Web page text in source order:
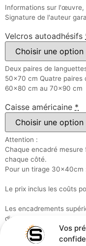
Vos
Informations sur l'œuvre,
Signature de l'auteur
Velcros autoadhésifs
Deux paires de
50x70 cm Quatre paires
60x80 cm au 70x90 cm
Caisse américaine *
Attention :
Chaque encadré
chaque côté.
Pour un tirage
Le prix inclus les coûts
Les encadrements
disponible : "produits
une commande